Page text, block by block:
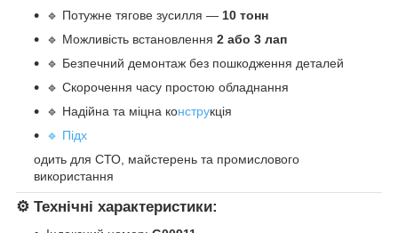
🔹 Потужне тягове зусилля — 10 тонн
🔹 Можливість встановлення 2 або 3 лап
🔹 Безпечний демонтаж без пошкодження деталей
🔹 Скорочення часу простою обладнання
🔹 Надійна та міцна конструкція
🔹 Підх
одить для СТО, майстерень та промислового
використання
⚙️ Технічні характеристики: